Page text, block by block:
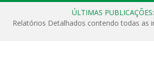
ÚLTIMAS PUBLICAÇÕES: